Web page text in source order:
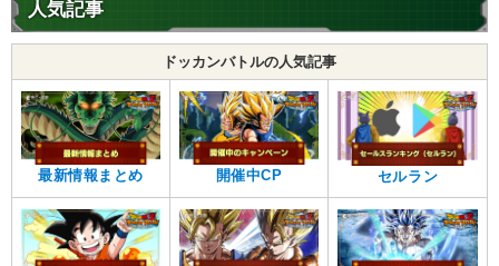
人気記事
ドッカンバトルの人気記事
最新情報まとめ 開催中CP セルラン